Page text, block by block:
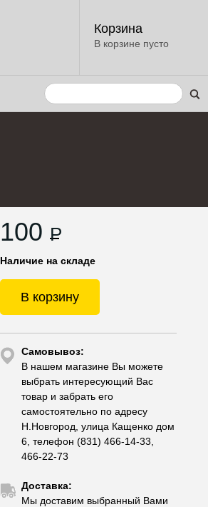
Корзина
В корзине пусто
100 P
Наличие на складе
В корзину
Самовывоз:
В нашем магазине Вы можете
выбрать интересующий Вас
товар и забрать его
самостоятельно по адресу
Н.Новгород, улица Кащенко дом
6, телефон (831) 466-14-33,
466-22-73
Доставка:
Мы доставим выбранный Вами